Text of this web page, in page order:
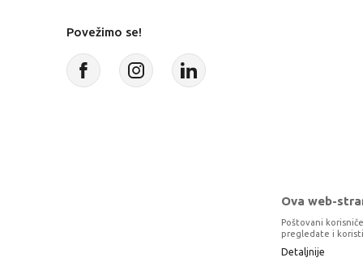
Povežimo se!
Ova web-
Poštovani
pregledate i
Detaljnije